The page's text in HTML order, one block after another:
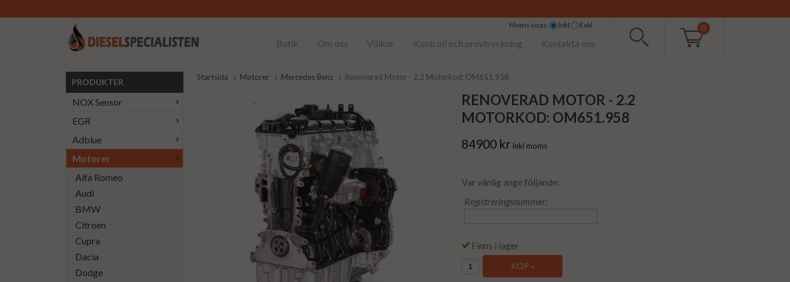
0
Moms visas: Inkl Exkl
Butik Om oss Villkor Kontroll och provtryckning Kontakta oss
PRODUKTER
NOX Sensor
EGR
Adblue
Motorer
Alfa Romeo
Audi
BMW
Citroen
Cupra
Dacia
Dodge
Startsida Motorer Mercedes Benz Renoverad Motor - 2.2 Motorkod: OM651.958
RENOVERAD MOTOR - 2.2
MOTORKOD: OM651.958
84900 kr inkl moms
Var vänlig ange följande:
Registreringsnummer:
Finns i lager
KÖP »